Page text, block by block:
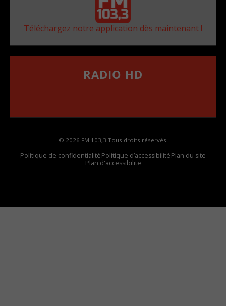
Téléchargez notre application dès maintenant !
RADIO HD
© 2026 FM 103,3 Tous droits réservés.
Politique de confidentialitéPolitique d’accessibilitéPlan du site
Plan d'accessibilite